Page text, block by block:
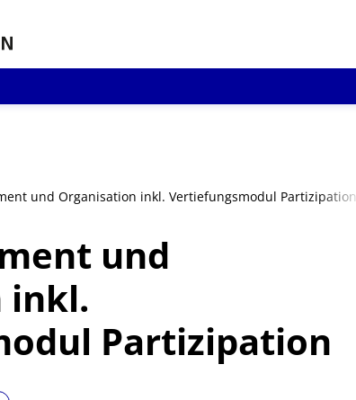
und Organisation inkl. Vertiefungsmodul Partizipation
und
inkl.
Partizipation